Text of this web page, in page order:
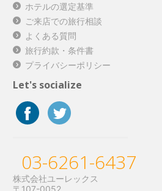
ホテルの選定基準
ご来店での旅行相談
よくある質問
旅行約款・条件書
プライバシーポリシー
Let's socialize
03-6261-6437
株式会社ユーレックス
〒107-0052